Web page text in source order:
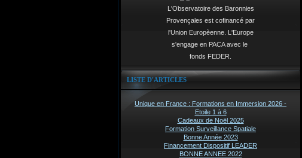
L'Observatoire des Baronnies
Provençales est cofinancé par
l'Union Europèenne. L'Europe
s'engage en PACA avec le
fonds FEDER.
LISTE D'ARTICLES
Unique en France : Formations en Immersion 2026 -
Etoile 1 à 6
Cadeaux de Noël 2025
Formation Surveillance Spatiale
Bonne Année 2023
Financement Dispositif LEADER
BONNE ANNEE 2022